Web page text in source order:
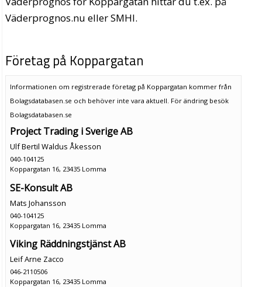
Väderprognos.nu eller SMHI.
Företag på Koppargatan
Informationen om registrerade företag på Koppargatan kommer från
Bolagsdatabasen.se och behöver inte vara aktuell. För ändring besök
Bolagsdatabasen.se
Project Trading i Sverige AB
Ulf Bertil Waldus Åkesson
040-104125
Koppargatan 16, 23435 Lomma
SE-Konsult AB
Mats Johansson
040-104125
Koppargatan 16, 23435 Lomma
Viking Räddningstjänst AB
Leif Arne Zacco
046-2110506
Koppargatan 16, 23435 Lomma